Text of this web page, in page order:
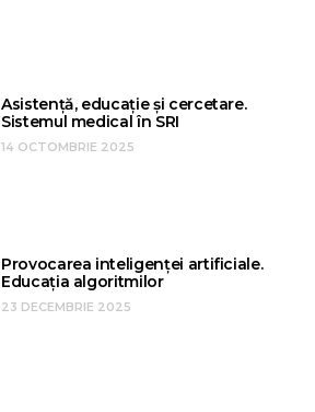
Asistență, educație și cercetare.
Sistemul medical în SRI
14 OCTOMBRIE 2025
Provocarea inteligenței artificiale.
Educația algoritmilor
23 DECEMBRIE 2025